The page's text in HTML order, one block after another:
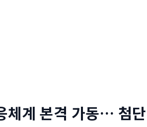
체계 본격 가동… 첨